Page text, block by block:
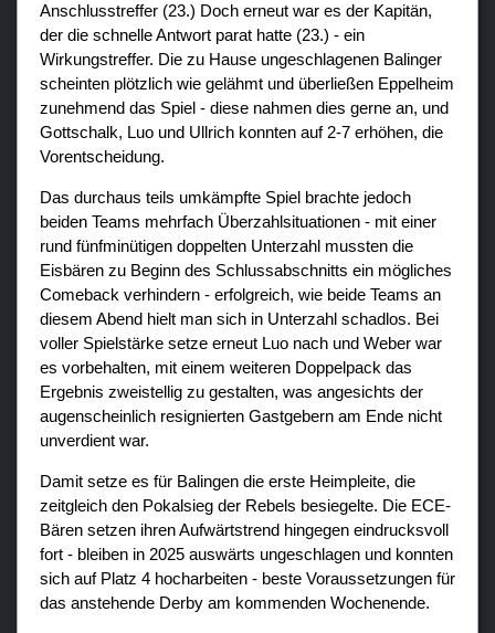
Anschlusstreffer (23.) Doch erneut war es der Kapitän,
der die schnelle Antwort parat hatte (23.) - ein
Wirkungstreffer. Die zu Hause ungeschlagenen Balinger
scheinten plötzlich wie gelähmt und überließen Eppelheim
zunehmend das Spiel - diese nahmen dies gerne an, und
Gottschalk, Luo und Ullrich konnten auf 2-7 erhöhen, die
Vorentscheidung.
Das durchaus teils umkämpfte Spiel brachte jedoch
beiden Teams mehrfach Überzahlsituationen - mit einer
rund fünfminütigen doppelten Unterzahl mussten die
Eisbären zu Beginn des Schlussabschnitts ein mögliches
Comeback verhindern - erfolgreich, wie beide Teams an
diesem Abend hielt man sich in Unterzahl schadlos. Bei
voller Spielstärke setze erneut Luo nach und Weber war
es vorbehalten, mit einem weiteren Doppelpack das
Ergebnis zweistellig zu gestalten, was angesichts der
augenscheinlich resignierten Gastgebern am Ende nicht
unverdient war.
Damit setze es für Balingen die erste Heimpleite, die
zeitgleich den Pokalsieg der Rebels besiegelte. Die ECE-
Bären setzen ihren Aufwärtstrend hingegen eindrucksvoll
fort - bleiben in 2025 auswärts ungeschlagen und konnten
sich auf Platz 4 hocharbeiten - beste Voraussetzungen für
das anstehende Derby am kommenden Wochenende.